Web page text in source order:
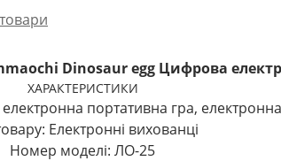
Dinosaur egg Цифрова
ХАРАКТЕРИСТИКИ
портативна гра,
Електронні вихованці
Номер моделі: ЛО-25